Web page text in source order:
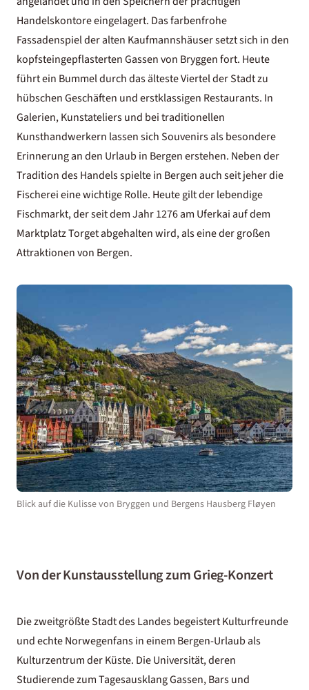
Handelskontore eingelagert. Das farbenfrohe
Fassadenspiel der alten Kaufmannshäuser setzt sich in den
kopfsteingepflasterten Gassen von Bryggen fort. Heute
führt ein Bummel durch das älteste Viertel der Stadt zu
hübschen Geschäften und erstklassigen Restaurants. In
Galerien, Kunstateliers und bei traditionellen
Kunsthandwerkern lassen sich Souvenirs als besondere
Erinnerung an den Urlaub in Bergen erstehen. Neben der
Tradition des Handels spielte in Bergen auch seit jeher die
Fischerei eine wichtige Rolle. Heute gilt der lebendige
Fischmarkt, der seit dem Jahr 1276 am Uferkai auf dem
Marktplatz Torget abgehalten wird, als eine der großen
Attraktionen von Bergen.
Blick auf die Kulisse von Bryggen und Bergens Hausberg Fløyen
Von der Kunstausstellung zum Grieg-Konzert
Die zweitgrößte Stadt des Landes begeistert Kulturfreunde
und echte Norwegenfans in einem Bergen-Urlaub als
Kulturzentrum der Küste. Die Universität, deren
Studierende zum Tagesausklang Gassen, Bars und